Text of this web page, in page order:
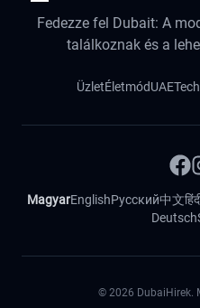
Fedezze fel Dubait: A
találkoznak és a
ÜzletÉletmódUAE
MagyarEnglishРусский中文
Deutsch
© 2026 DubaiHirek.